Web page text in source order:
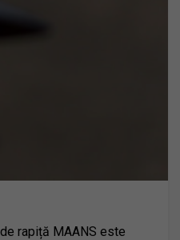
rapiță MAANS este